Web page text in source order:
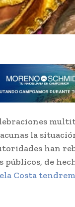
la
han
públicos, de
Costa